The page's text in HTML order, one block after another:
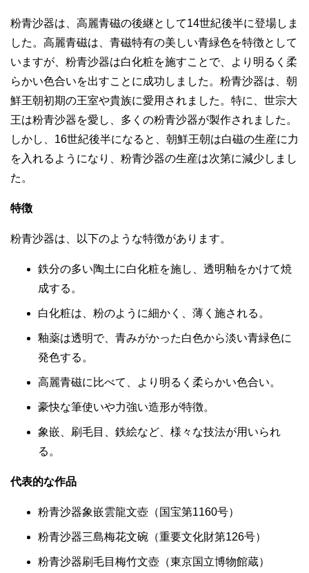
粉青沙器は、高麗青磁の後継として14世紀後半に登場しま
した。高麗青磁は、青磁特有の美しい青緑色を特徴として
いますが、粉青沙器は白化粧を施すことで、より明るく柔
らかい色合いを出すことに成功しました。粉青沙器は、朝
鮮王朝初期の王室や貴族に愛用されました。特に、世宗大
王は粉青沙器を愛し、多くの粉青沙器が製作されました。
しかし、16世紀後半になると、朝鮮王朝は白磁の生産に力
を入れるようになり、粉青沙器の生産は次第に減少しまし
た。
特徴
粉青沙器は、以下のような特徴があります。
鉄分の多い陶土に白化粧を施し、透明釉をかけて焼
成する。
白化粧は、粉のように細かく、薄く施される。
釉薬は透明で、青みがかった白色から淡い青緑色に
発色する。
高麗青磁に比べて、より明るく柔らかい色合い。
豪快な筆使いや力強い造形が特徴。
象嵌、刷毛目、鉄絵など、様々な技法が用いられ
る。
代表的な作品
粉青沙器象嵌雲龍文壺（国宝第1160号）
粉青沙器三島梅花文碗（重要文化財第126号）
粉青沙器刷毛目梅竹文壺（東京国立博物館蔵）